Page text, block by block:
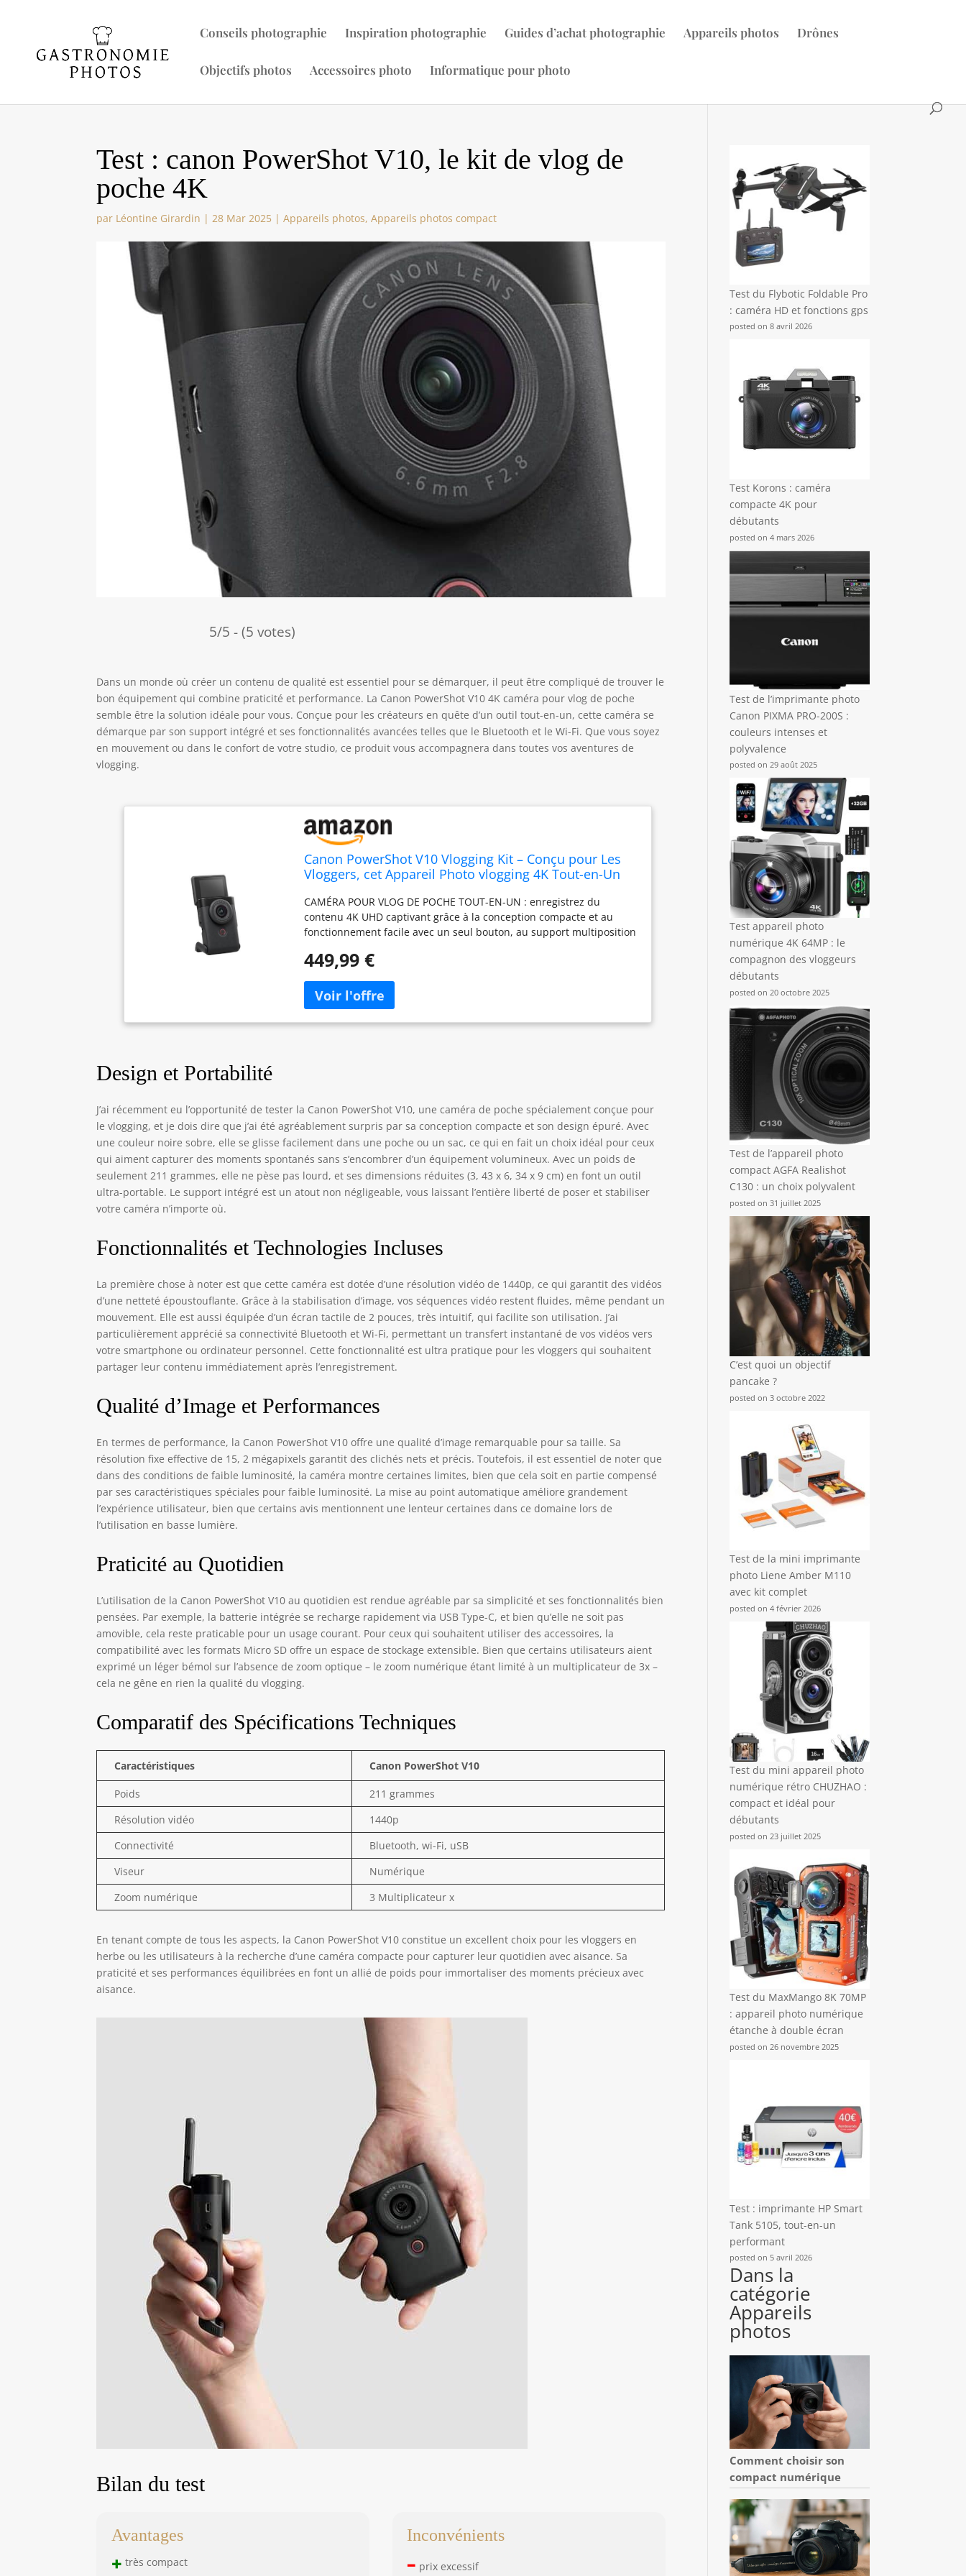
Conseils photographie Inspiration photographie Guides d’achat photographie Appareils photos Drônes
Objectifs photos Accessoires photo Informatique pour photo
Test : canon PowerShot V10, le kit de vlog de
poche 4K
par Léontine Girardin |28 Mar 2025 |Appareils photos,Appareils photos compact
5/5 - (5 votes)
Dans un monde où créer un contenu de qualité est essentiel pour se démarquer, il peut être compliqué de trouver le
bon équipement qui combine praticité et performance. La Canon PowerShot V10 4K caméra pour vlog de poche
semble être la solution idéale pour vous. Conçue pour les créateurs en quête d’un outil tout-en-un, cette caméra se
démarque par son support intégré et ses fonctionnalités avancées telles que le Bluetooth et le Wi-Fi. Que vous soyez
en mouvement ou dans le confort de votre studio, ce produit vous accompagnera dans toutes vos aventures de
vlogging.
Canon PowerShot V10 Vlogging Kit – Conçu pour Les
Vloggers, cet Appareil Photo vlogging 4K Tout-en-Un
CAMÉRA POUR VLOG DE POCHE TOUT-EN-UN : enregistrez du
contenu 4K UHD captivant grâce à la conception compacte et au
fonctionnement facile avec un seul bouton, au support multiposition
vlog compacte dotée de grands microphones stéréo intégrés avec
environnement. IMPRESSIONNEZ VOTRE PUBLIC AVEC CETTE
CAMÉRA DE VLOGGING 4K : vidéo 4K UHD sans flou de bougé,
performances exceptionnelles dans des conditions de lumière vive
CAMÉRA POUR YOUTUBE : augmentez votre nombre d’abonnés en
diffusant en direct sans fil sur YouTube, Twitch et Facebook via
l'application Canon Camera Connect sur votre smartphone. KIT DE
VLOGGING DE DÉMARRAGE PARFAIT : comprend une caméra
PowerShot V10, un câble d'interface, une dragonne, une mini-
bonnette anti-vent, un bouchon d'objectif, un étui en tissu et une
449,99 €
Design et Portabilité
J’ai récemment eu l’opportunité de tester la Canon PowerShot V10, une caméra de poche spécialement conçue pour
le vlogging, et je dois dire que j’ai été agréablement surpris par sa conception compacte et son design épuré. Avec
une couleur noire sobre, elle se glisse facilement dans une poche ou un sac, ce qui en fait un choix idéal pour ceux
qui aiment capturer des moments spontanés sans s’encombrer d’un équipement volumineux. Avec un poids de
seulement 211 grammes, elle ne pèse pas lourd, et ses dimensions réduites (3, 43 x 6, 34 x 9 cm) en font un outil
ultra-portable. Le support intégré est un atout non négligeable, vous laissant l’entière liberté de poser et stabiliser
votre caméra n’importe où.
Fonctionnalités et Technologies Incluses
La première chose à noter est que cette caméra est dotée d’une résolution vidéo de 1440p, ce qui garantit des vidéos
d’une netteté époustouflante. Grâce à la stabilisation d’image, vos séquences vidéo restent fluides, même pendant un
mouvement. Elle est aussi équipée d’un écran tactile de 2 pouces, très intuitif, qui facilite son utilisation. J’ai
particulièrement apprécié sa connectivité Bluetooth et Wi-Fi, permettant un transfert instantané de vos vidéos vers
votre smartphone ou ordinateur personnel. Cette fonctionnalité est ultra pratique pour les vloggers qui souhaitent
partager leur contenu immédiatement après l’enregistrement.
Qualité d’Image et Performances
En termes de performance, la Canon PowerShot V10 offre une qualité d’image remarquable pour sa taille. Sa
résolution fixe effective de 15, 2 mégapixels garantit des clichés nets et précis. Toutefois, il est essentiel de noter que
dans des conditions de faible luminosité, la caméra montre certaines limites, bien que cela soit en partie compensé
par ses caractéristiques spéciales pour faible luminosité. La mise au point automatique améliore grandement
l’expérience utilisateur, bien que certains avis mentionnent une lenteur certaines dans ce domaine lors de
l’utilisation en basse lumière.
Praticité au Quotidien
L’utilisation de la Canon PowerShot V10 au quotidien est rendue agréable par sa simplicité et ses fonctionnalités bien
pensées. Par exemple, la batterie intégrée se recharge rapidement via USB Type-C, et bien qu’elle ne soit pas
amovible, cela reste praticable pour un usage courant. Pour ceux qui souhaitent utiliser des accessoires, la
compatibilité avec les formats Micro SD offre un espace de stockage extensible. Bien que certains utilisateurs aient
exprimé un léger bémol sur l’absence de zoom optique – le zoom numérique étant limité à un multiplicateur de 3x –
cela ne gêne en rien la qualité du vlogging.
Comparatif des Spécifications Techniques
Caractéristiques Canon PowerShot V10
Poids
211 grammes
Résolution vidéo
1440p
Connectivité
Bluetooth, wi-Fi, uSB
Viseur
Numérique
Zoom numérique
3 Multiplicateur x
En tenant compte de tous les aspects, la Canon PowerShot V10 constitue un excellent choix pour les vloggers en
herbe ou les utilisateurs à la recherche d’une caméra compacte pour capturer leur quotidien avec aisance. Sa
praticité et ses performances équilibrées en font un allié de poids pour immortaliser des moments précieux avec
aisance.
Bilan du test
Avantages
+ très compact
Inconvénients
– prix excessif
Test du Flybotic Foldable Pro
: caméra HD et fonctions gps
posted on 8 avril 2026
Test Korons : caméra
compacte 4K pour
débutants
posted on 4 mars 2026
Test de l’imprimante photo
Canon PIXMA PRO-200S :
couleurs intenses et
polyvalence
posted on 29 août 2025
Test appareil photo
numérique 4K 64MP : le
compagnon des vloggeurs
débutants
posted on 20 octobre 2025
Test de l’appareil photo
compact AGFA Realishot
C130 : un choix polyvalent
posted on 31 juillet 2025
C’est quoi un objectif
pancake ?
posted on 3 octobre 2022
Test de la mini imprimante
photo Liene Amber M110
avec kit complet
posted on 4 février 2026
Test du mini appareil photo
numérique rétro CHUZHAO :
compact et idéal pour
débutants
posted on 23 juillet 2025
Test du MaxMango 8K 70MP
: appareil photo numérique
étanche à double écran
posted on 26 novembre 2025
Test : imprimante HP Smart
Tank 5105, tout-en-un
performant
posted on 5 avril 2026
Dans la
catégorie
Appareils
photos
Comment choisir son
compact numérique